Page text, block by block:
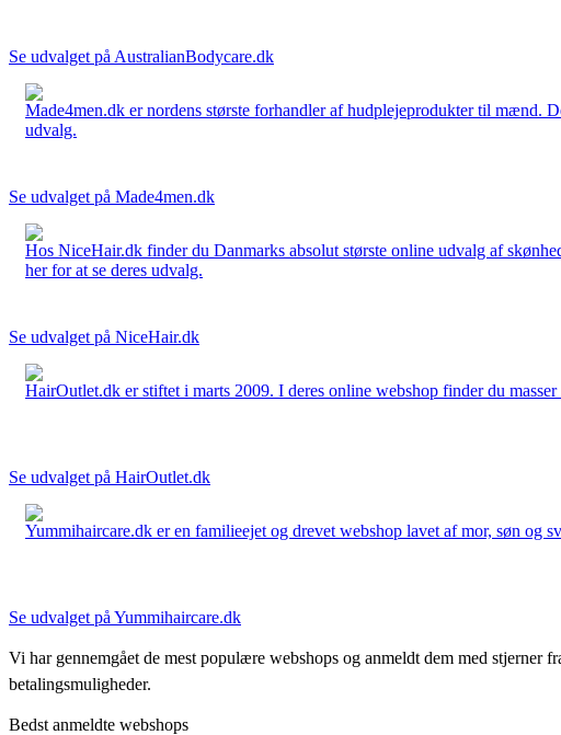
Se udvalget på AustralianBodycare.dk
Made4men.dk er nordens største forhandler af hudplejeprodukter til mænd.
udvalg.
Se udvalget på Made4men.dk
Hos NiceHair.dk finder du Danmarks absolut største online udvalg af
her for at se deres udvalg.
Se udvalget på NiceHair.dk
HairOutlet.dk er stiftet i marts 2009. I deres online webshop finder du
Se udvalget på HairOutlet.dk
Yummihaircare.dk er en familieejet og drevet webshop lavet af mor, søn og
Se udvalget på Yummihaircare.dk
Vi har gennemgået de mest populære webshops og anmeldt dem med stjerner
betalingsmuligheder.
Bedst anmeldte webshops